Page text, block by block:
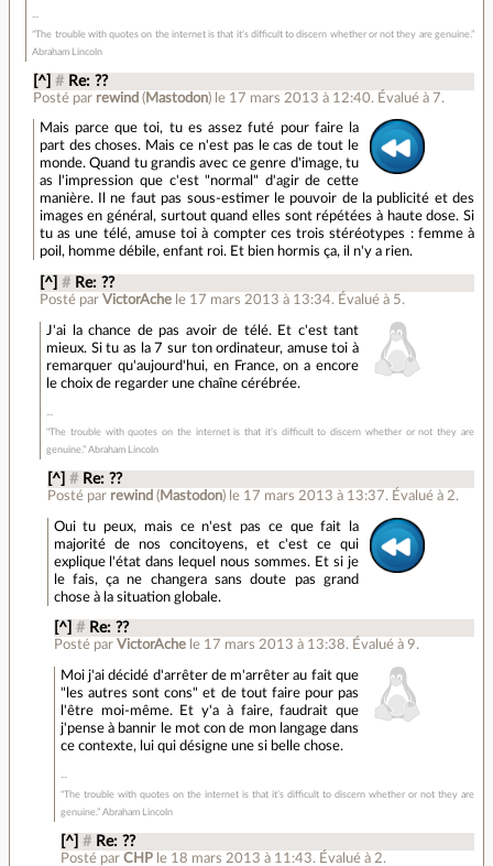
"The trouble with quotes on the internet is that it’s difficult to discern whether or not they are genuine.”
Abraham Lincoln
[^] # Re: ??
Posté par rewind (Mastodon) le 17 mars 2013 à 12:40. Évalué à 7.
Mais parce que toi, tu es assez futé pour faire la
part des choses. Mais ce n'est pas le cas de tout le
monde. Quand tu grandis avec ce genre d'image, tu
as l'impression que c'est "normal" d'agir de cette
manière. Il ne faut pas sous-estimer le pouvoir de la publicité et des
images en général, surtout quand elles sont répétées à haute dose. Si
tu as une télé, amuse toi à compter ces trois stéréotypes : femme à
poil, homme débile, enfant roi. Et bien hormis ça, il n'y a rien.
[^] # Re: ??
Posté parVictorAche le 17 mars 2013 à 13:34. Évalué à 5.
J'ai la chance de pas avoir de télé. Et c'est tant
mieux. Si tu as la 7 sur ton ordinateur, amuse toi à
remarquer qu'aujourd'hui, en France, on a encore
le choix de regarder une chaîne cérébrée.
"The trouble with quotes on the internet is that it’s difficult to discern whether or not they are
genuine.” Abraham Lincoln
[^] # Re: ??
Posté par rewind (Mastodon) le 17 mars 2013 à 13:37. Évalué à 2.
Oui tu peux, mais ce n'est pas ce que fait la
majorité de nos concitoyens, et c'est ce qui
explique l'état dans lequel nous sommes. Et si je
le fais, ça ne changera sans doute pas grand
chose à la situation globale.
[^] # Re: ??
Posté par VictorAche le 17 mars 2013 à 13:38. Évalué à 9.
Moi j'ai décidé d'arrêter de m'arrêter au fait que
"les autres sont cons" et de tout faire pour pas
l'être moi-même. Et y'a à faire, faudrait que
j'pense à bannir le mot con de mon langage dans
ce contexte, lui qui désigne une si belle chose.
"The trouble with quotes on the internet is that it’s difficult to discern whether or not they are
genuine.” Abraham Lincoln
[^] # Re: ??
Posté parCHP le 18 mars 2013 à 11:43. Évalué à 2.